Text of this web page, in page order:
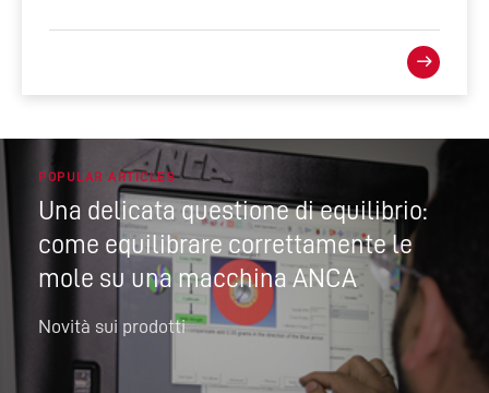
POPULAR ARTICLES
Una delicata questione di equilibrio:
come equilibrare correttamente le
mole su una macchina ANCA
Novità sui prodotti